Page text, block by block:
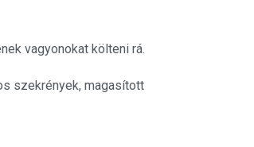
vagyonokat költeni rá.
szekrények, magasított